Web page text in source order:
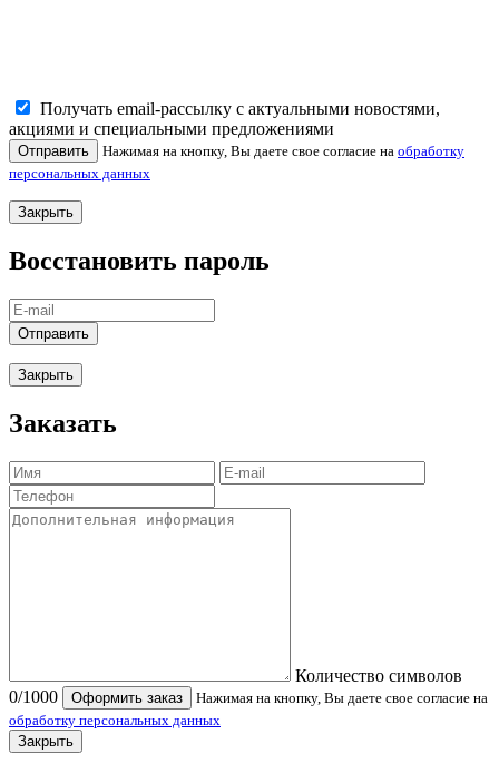
Получать email-рассылку с актуальными новостями,
акциями и специальными предложениями
Отправить Нажимая на кнопку, Вы даете свое согласие на обработку
персональных данных
Закрыть
Восстановить пароль
Отправить
Закрыть
Заказать
Количество символов
0/1000 Оформить заказ
Нажимая на кнопку, Вы даете свое согласие на
обработку персональных данных
Закрыть